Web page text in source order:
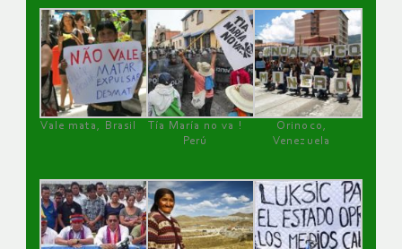
Vale mata, Brasil
Tía María no va !
Perú
Orinoco,
Venezuela